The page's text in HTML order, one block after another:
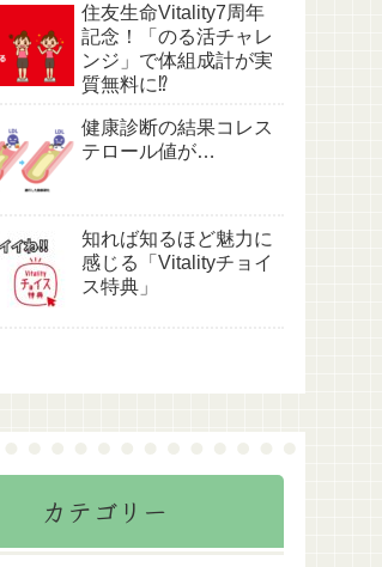
住友生命Vitality7周年
記念！「のる活チャレ
ンジ」で体組成計が実
質無料に⁉
健康診断の結果コレス
テロール値が…
知れば知るほど魅力に
感じる「Vitalityチョイ
ス特典」
カテゴリー